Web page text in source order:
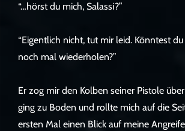
“…hörst du mich, Salassi?”
“Eigentlich nicht, tut mir leid. Könntest
noch mal wiederholen?”
Er zog mir den Kolben seiner Pistole
ging zu Boden und rollte mich auf die
ersten Mal einen Blick auf meine